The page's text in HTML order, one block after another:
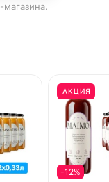
АКЦИЯ
-12%